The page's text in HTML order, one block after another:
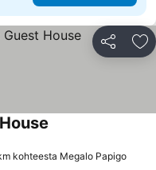
Jaa
kohteesta Megalo Papigo